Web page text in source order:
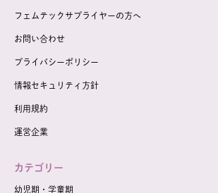
フェムテックサプライヤーの方へ
お問い合わせ
プライバシーポリシー
情報セキュリティ方針
利用規約
運営企業
カテゴリー
幼児期・学童期